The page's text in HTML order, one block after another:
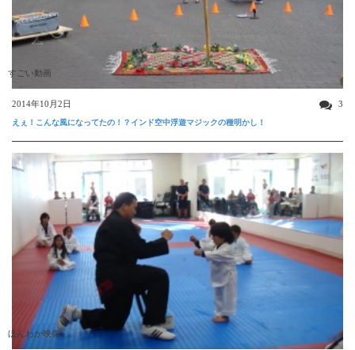
すごい動画
2014年10月2日 3
えぇ！こんな風になってたの！？インド空中浮遊マジックの種明かし！
ほんわか映像